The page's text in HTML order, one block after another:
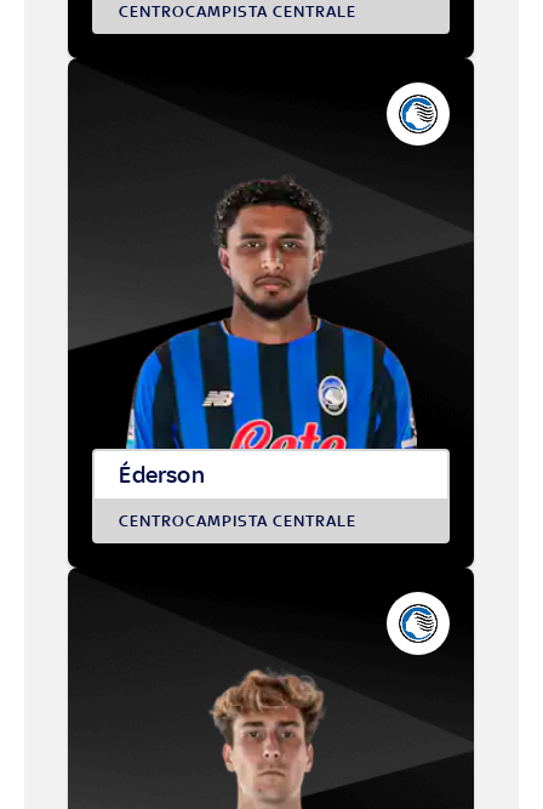
CENTROCAMPISTA CENTRALE
Éderson
CENTROCAMPISTA CENTRALE